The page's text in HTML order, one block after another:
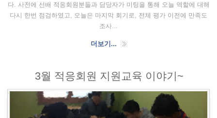
다. 사전에 선배 적응회원분들과 담당자가 미팅을 통해 오늘 역할에 대해
다시 한번 점검하였고, 오늘은 마지막 회기로, 전체 평가 이전에 만족도
조사...
더보기...
3월 적응회원 지원교육 이야기~